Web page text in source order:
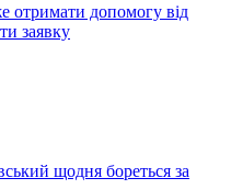
отримати допомогу від
заявку
щодня бореться за